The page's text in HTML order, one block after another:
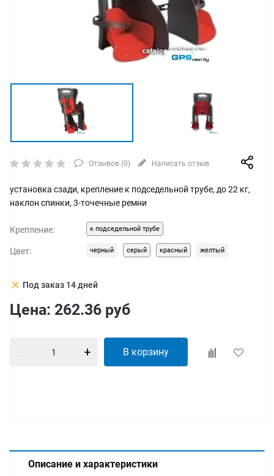
Отзывов (0) Написать отзыв
установка сзади, крепление к подседельной трубе, до 22 кг,
наклон спинки, 3-точечные ремни
Крепление: к подседельной трубе
Цвет: черный серый красный желтый
clear Под заказ 14 дней
Цена: 262.36 руб
В корзину
Описание и характеристики